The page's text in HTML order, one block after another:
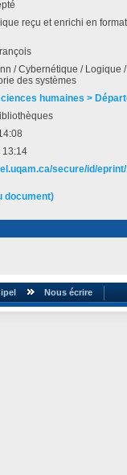
reçu et enrichi en
/ Cybernétique / Logique
des systèmes
humaines >
13:14
secure/id/
document)
Nous écrire